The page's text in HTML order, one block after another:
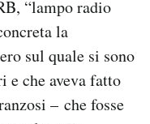
“lampo radio
la
sul quale si sono
e che aveva fatto
– che fosse